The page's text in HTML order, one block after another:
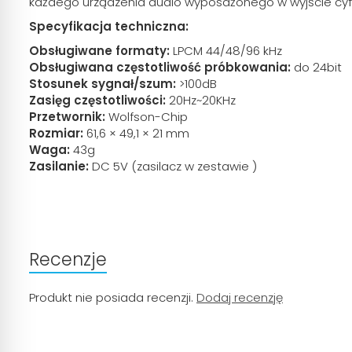
Specyfikacja techniczna:
Obsługiwane formaty: LPCM 44/48/96 kHz
Obsługiwana częstotliwość próbkowania: do 24bit
Stosunek sygnał/szum: >100dB
Zasięg częstotliwości: 20Hz~20KHz
Przetwornik: Wolfson-Chip
Rozmiar: 61,6 × 49,1 × 21 mm
Waga: 43g
Zasilanie: DC 5V (zasilacz w zestawie )
Recenzje
Produkt nie posiada recenzji. Dodaj recenzję